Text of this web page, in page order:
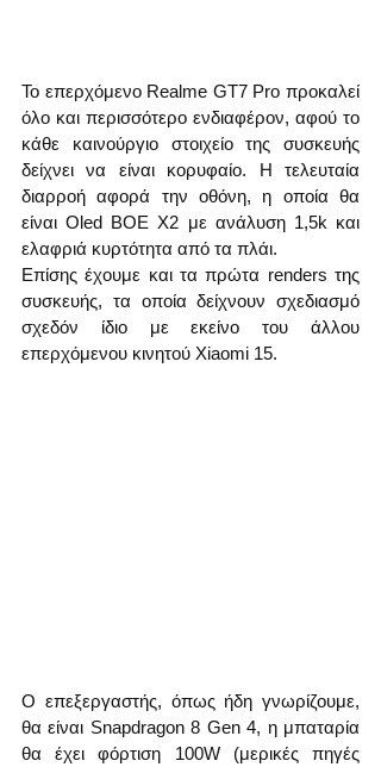
Το επερχόμενο Realme GT7 Pro προκαλεί
όλο και περισσότερο ενδιαφέρον, αφού το
κάθε καινούργιο στοιχείο της συσκευής
δείχνει να είναι κορυφαίο. Η τελευταία
διαρροή αφορά την οθόνη, η οποία θα
είναι Oled BOE X2 με ανάλυση 1,5k και
ελαφριά κυρτότητα από τα πλάι.
Επίσης έχουμε και τα πρώτα renders της
συσκευής, τα οποία δείχνουν σχεδιασμό
σχεδόν ίδιο με εκείνο του άλλου
επερχόμενου κινητού Xiaomi 15.
Ο επεξεργαστής, όπως ήδη γνωρίζουμε,
θα είναι Snapdragon 8 Gen 4, η μπαταρία
θα έχει φόρτιση 100W (μερικές πηγές